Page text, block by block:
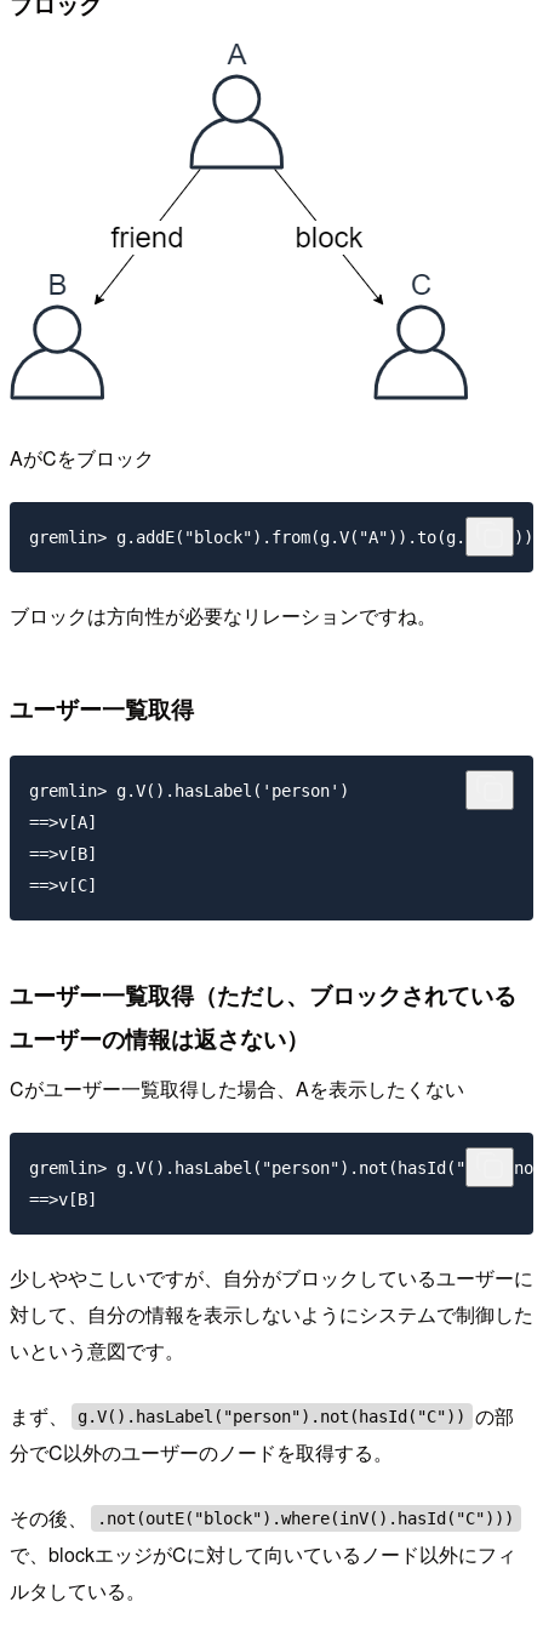
AがCをブロック
ブロックは方向性が必要なリレーションですね。
ユーザー一覧取得
gremlin> g.V().hasLabel('person')
==>v[A]
==>v[B]
ユーザー一覧取得（ただし、ブロックされている
ユーザーの情報は返さない）
Cがユーザー一覧取得した場合、Aを表示したくない
gremlin>
少しややこしいですが、自分がブロックしているユーザーに
対して、自分の情報を表示しないようにシステムで制御した
いという意図です。
まず、 g.V().hasLabel("person").not(hasId("C"))
の部
分でC以外のユーザーのノードを取得する。
その後、 .not(outE("block").where(inV().hasId("C")))
で、blockエッジがCに対して向いているノード以外にフィ
ルタしている。